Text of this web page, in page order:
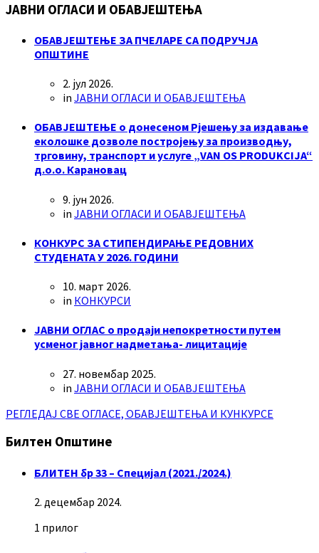
ЈАВНИ ОГЛАСИ И ОБАВЈЕШТЕЊА
ОБАВЈЕШТЕЊЕ ЗА ПЧЕЛАРЕ СА ПОДРУЧЈА
ОПШТИНЕ
2. јул 2026.
in ЈАВНИ ОГЛАСИ И ОБАВЈЕШТЕЊА
ОБАВЈЕШТЕЊЕ о донесеном Рјешењу за издавање
еколошке дозволе постројењу за производњу,
трговину, транспорт и услуге „VAN OS PRODUKCIJA“
д.о.о. Карановац
9. јун 2026.
in ЈАВНИ ОГЛАСИ И ОБАВЈЕШТЕЊА
КОНКУРС ЗА СТИПЕНДИРАЊЕ РЕДОВНИХ
СТУДЕНАТА У 2026. ГОДИНИ
10. март 2026.
in КОНКУРСИ
ЈАВНИ ОГЛАС о продаји непокретности путем
усменог јавног надметања- лицитације
27. новембар 2025.
in ЈАВНИ ОГЛАСИ И ОБАВЈЕШТЕЊА
РЕГЛЕДАЈ СВЕ ОГЛАСЕ, ОБАВЈЕШТЕЊА И КУНКУРСЕ
Билтен Општине
БЛИТЕН бр 33 – Специјал (2021./2024.)
2. децембар 2024.
1 прилог